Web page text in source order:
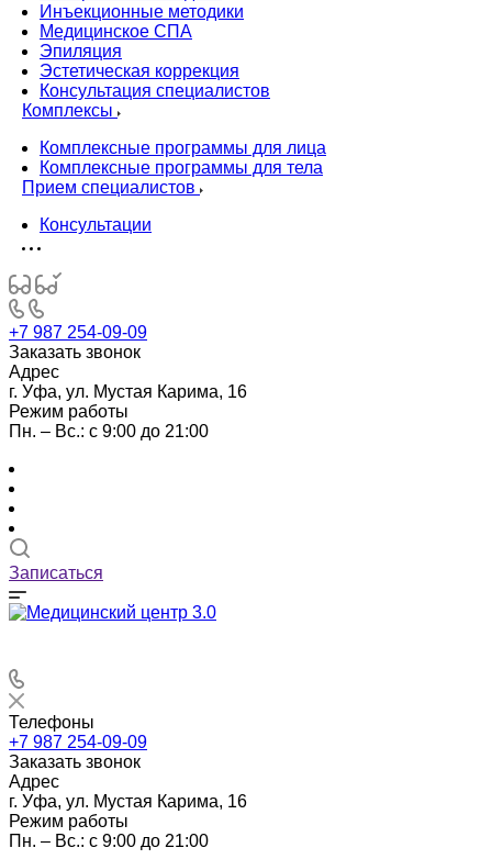
Инъекционные методики
Медицинское СПА
Эпиляция
Эстетическая коррекция
Консультация специалистов
Комплексы
Комплексные программы для лица
Комплексные программы для тела
Прием специалистов
Консультации
+7 987 254-09-09
Заказать звонок
Адрес
г. Уфа, ул. Мустая Карима, 16
Режим работы
Пн. – Вс.: с 9:00 до 21:00
Записаться
Телефоны
+7 987 254-09-09
Заказать звонок
Адрес
г. Уфа, ул. Мустая Карима, 16
Режим работы
Пн. – Вс.: с 9:00 до 21:00